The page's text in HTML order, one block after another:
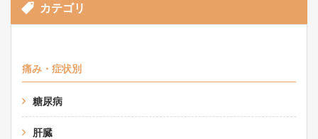
カテゴリ
痛み・症状別
糖尿病
肝臓